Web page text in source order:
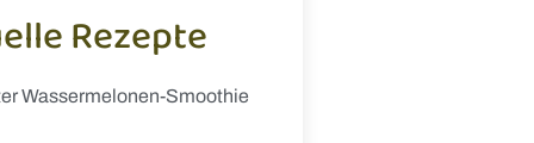
Rezepte
Wassermelonen-Smoothie